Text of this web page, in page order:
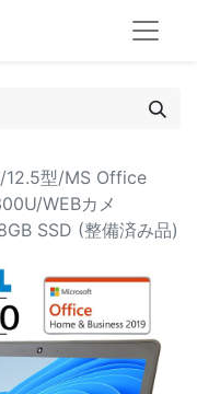
12.5型/MS Office
WEBカメ
SSD (整備済み品)